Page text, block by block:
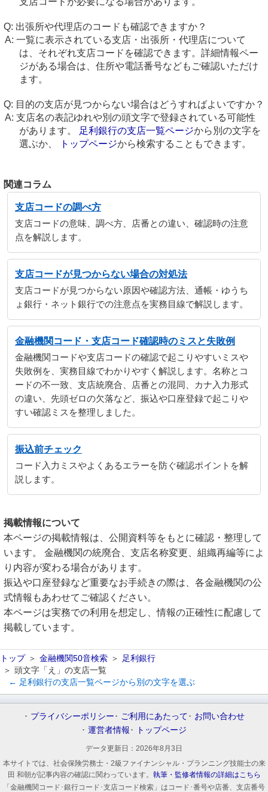
出張所や代理店のコードも確認できますか？
一覧に表示されている支店・出張所・代理店について
は、それぞれ支店コードを確認できます。詳細情報ペー
ジがある場合は、住所や電話番号などもご確認いただけ
ます。
目的の支店が見つからない場合はどうすればよいですか？
支店名の表記ゆれや別の頭文字で登録されている可能性
があります。
足利銀行の支店一覧ページから別の文字を
選ぶか、
トップページから検索することもできます。
関連コラム
支店コードの調べ方
支店コードの意味、調べ方、店番との違い、確認時の注意
点を解説します。
支店コードが見つからない場合の対処法
支店コードが見つからない原因や確認方法、通帳・ゆうち
ょ銀行・ネット銀行での注意点を実務目線で解説します。
金融機関コード・支店コード確認時のミスと失敗例
金融機関コードや支店コードの確認で起こりやすいミスや
失敗例を、実務目線でわかりやすく解説します。名称とコ
ードの不一致、支店統廃合、店番との混同、カナ入力形式
の違い、先頭ゼロの欠落など、振込や口座登録で起こりや
すい確認ミスを整理しました。
振込前チェック
コード入力ミスやよくあるエラーを防ぐ確認ポイントを解
説します。
掲載情報について
本ページの掲載情報は、公開資料等をもとに確認・整理して
います。 金融機関の統廃合、支店名称変更、組織再編等によ
り内容が変わる場合があります。
振込や口座登録など重要なお手続きの際は、各金融機関の公
式情報もあわせてご確認ください。
本ページは実務での利用を想定し、情報の正確性に配慮して
掲載しています。
トップ 金融機関50音検索
足利銀行
頭文字「え」の支店一覧
← 足利銀行の支店一覧ページから別の文字を選ぶ
プライバシーポリシー ご利用にあたって
お問い合わせ
運営者情報
トップページ
データ更新日： 2026年8月3日
本サイトでは、社会保険労務士・2級ファイナンシャル・プランニング技能士の来
田 和朝が記事内容の確認に関わっています。 執筆・監修者情報の詳細はこちら
「金融機関コード･銀行コード･支店コード検索」はコード･番号や店番、支店番号